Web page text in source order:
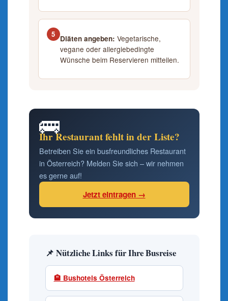
5 Diäten angeben: Vegetarische,
vegane oder allergiebedingte
Wünsche beim Reservieren mitteilen.
🚌
Ihr Restaurant fehlt in der Liste?
Betreiben Sie ein busfreundliches Restaurant
in Österreich? Melden Sie sich – wir nehmen
es gerne auf!
Jetzt eintragen →
📌 Nützliche Links für Ihre Busreise
🏨 Bushotels Österreich